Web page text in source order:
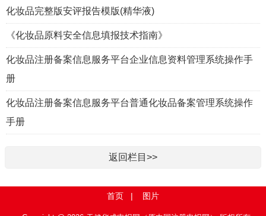
化妆品完整版安评报告模版(精华液)
《化妆品原料安全信息填报技术指南》
化妆品注册备案信息服务平台企业信息资料管理系统操作手
册
化妆品注册备案信息服务平台普通化妆品备案管理系统操作
手册
返回栏目>>
首页 | 图片